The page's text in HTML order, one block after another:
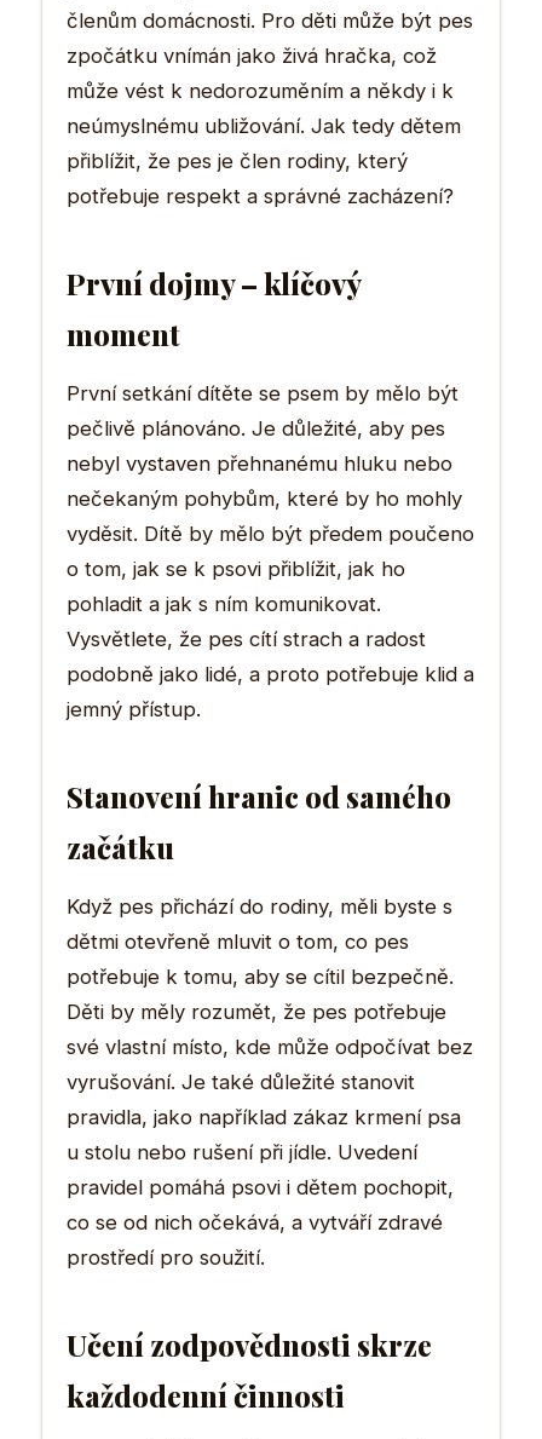
členům domácnosti. Pro děti může být pes
zpočátku vnímán jako živá hračka, což
může vést k nedorozuměním a někdy i k
neúmyslnému ubližování. Jak tedy dětem
přiblížit, že pes je člen rodiny, který
potřebuje respekt a správné zacházení?
První dojmy – klíčový
moment
První setkání dítěte se psem by mělo být
pečlivě plánováno. Je důležité, aby pes
nebyl vystaven přehnanému hluku nebo
nečekaným pohybům, které by ho mohly
vyděsit. Dítě by mělo být předem poučeno
o tom, jak se k psovi přiblížit, jak ho
pohladit a jak s ním komunikovat.
Vysvětlete, že pes cítí strach a radost
podobně jako lidé, a proto potřebuje klid a
jemný přístup.
Stanovení hranic od samého
začátku
Když pes přichází do rodiny, měli byste s
dětmi otevřeně mluvit o tom, co pes
potřebuje k tomu, aby se cítil bezpečně.
Děti by měly rozumět, že pes potřebuje
své vlastní místo, kde může odpočívat bez
vyrušování. Je také důležité stanovit
pravidla, jako například zákaz krmení psa
u stolu nebo rušení při jídle. Uvedení
pravidel pomáhá psovi i dětem pochopit,
co se od nich očekává, a vytváří zdravé
prostředí pro soužití.
Učení zodpovědnosti skrze
každodenní činnosti